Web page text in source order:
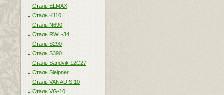
Сталь ELMAX
Сталь K110
Сталь N690
Сталь RWL-34
Сталь S290
Сталь S390
Сталь Sandvik 12C27
Сталь Sleipner
Сталь VANADIS 10
Сталь VG-10